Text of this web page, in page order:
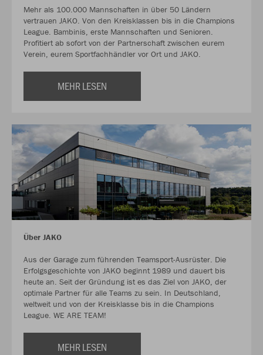
Mehr als 100.000 Mannschaften in über 50 Ländern
vertrauen JAKO. Von den Kreisklassen bis in die Champions
League. Bambinis, erste Mannschaften und Senioren.
Profitiert ab sofort von der Partnerschaft zwischen eurem
Verein, eurem Sportfachhändler vor Ort und JAKO.
MEHR LESEN
Über JAKO
Aus der Garage zum führenden Teamsport-Ausrüster. Die
Erfolgsgeschichte von JAKO beginnt 1989 und dauert bis
heute an. Seit der Gründung ist es das Ziel von JAKO, der
optimale Partner für alle Teams zu sein. In Deutschland,
weltweit und von der Kreisklasse bis in die Champions
League. WE ARE TEAM!
MEHR LESEN